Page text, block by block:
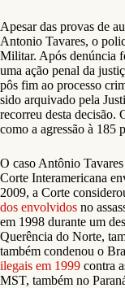
Apesar das provas de
Antonio Tavares, o
Militar. Após denúncia
uma ação penal da
pôs fim ao processo
sido arquivado pela
recorreu desta decisão.
como a agressão à 185
O caso Antônio
Corte Interamericana
2009, a Corte
dos envolvidos no
em 1998 durante um
Querência do Norte,
também condenou o
ilegais em 1999 contra
MST, também no